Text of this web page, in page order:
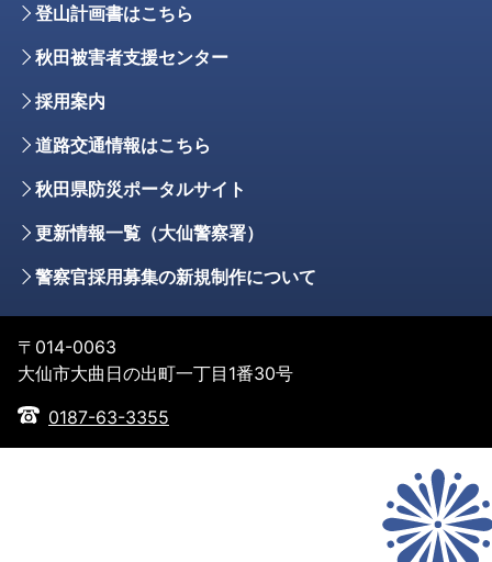
登山計画書はこちら
秋田被害者支援センター
採用案内
道路交通情報はこちら
秋田県防災ポータルサイト
更新情報一覧（大仙警察署）
警察官採用募集の新規制作について
〒014-0063
大仙市大曲日の出町一丁目1番30号
0187-63-3355